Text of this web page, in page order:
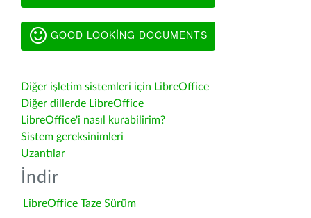
GOOD LOOKING DOCUMENTS
Diğer işletim sistemleri için LibreOffice
Diğer dillerde LibreOffice
LibreOffice'i nasıl kurabilirim?
Sistem gereksinimleri
Uzantılar
İndir
LibreOffice Taze Sürüm